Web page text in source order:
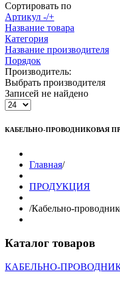
Сортировать по
Артикул -/+
Название товара
Категория
Название производителя
Порядок
Производитель:
Выбрать производителя
Записей не найдено
КАБЕЛЬНО-ПРОВОДНИКОВАЯ
Главная/
ПРОДУКЦИЯ
/Кабельно-
Каталог товаров
КАБЕЛЬНО-